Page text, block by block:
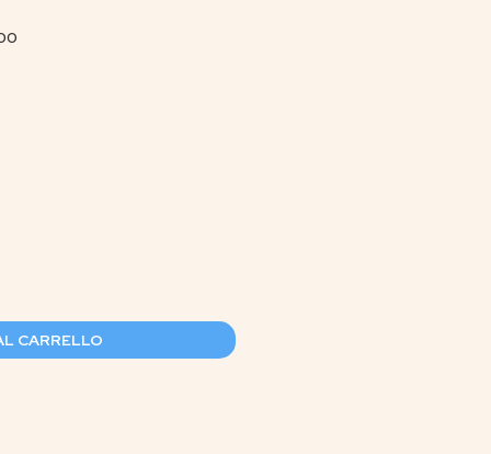
CARRELLO